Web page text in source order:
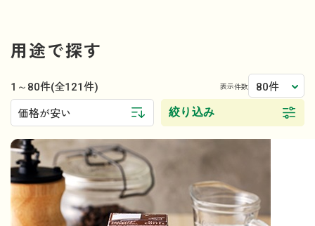
用途で探す
1～80件(全121件) 表示件数 80件
価格が安い 絞り込み